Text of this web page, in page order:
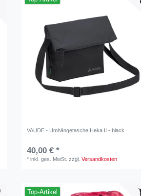
VAUDE - Umhängetasche Heka II - black
40,00 € *
*inkl. ges. MwSt. zzgl.Versandkosten
Top-Artikel